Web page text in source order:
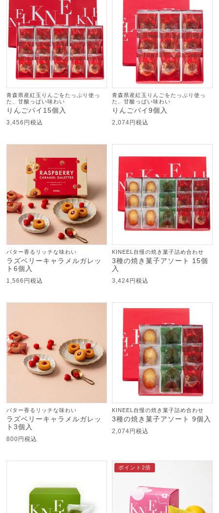
青森県産紅玉りんごをたっぷり使っ
た、甘酸っぱい味わい
りんごパイ15個入
3,456 税込
青森県産紅玉りんごをたっぷり使っ
た、甘酸っぱい味わい
りんごパイ9個入
2,074 税込
バター香るリッチな味わい
ラズベリーキャラメルガレッ
ト6個入
1,566 税込
KINEEL自慢の焼き菓子詰め合わせ
3種の焼き菓子アソート 15個
入
3,424 税込
バター香るリッチな味わい
ラズベリーキャラメルガレッ
ト3個入
800 税込
KINEEL自慢の焼き菓子詰め合わせ
3種の焼き菓子アソート 9個入
2,074 税込
ポイント2倍